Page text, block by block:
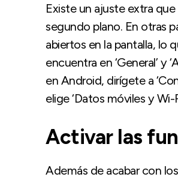
Existe un ajuste extra
segundo plano. En otras
abiertos en la pantalla, lo
encuentra en ‘General’ y
en Android, dirígete a
elige ‘Datos móviles y Wi-
Activar las
Además de acabar con